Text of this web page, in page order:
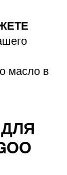
масло в